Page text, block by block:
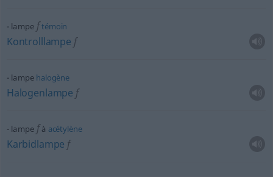
lampeftémoin
Kontrolllampe f
lampe halogène
Halogenlampe f
lampef à acétylène
Karbidlampe f